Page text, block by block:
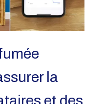
la
et des